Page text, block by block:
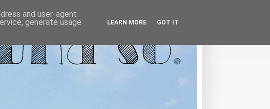
and user-agent
generate usage
LEARN MORE GOT IT